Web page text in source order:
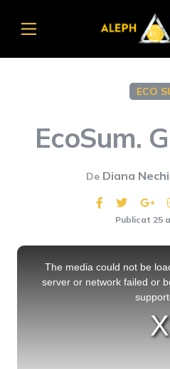
ECO
EcoSum.
De Diana
Publicat 25
This
The media could not be
server or network failed or